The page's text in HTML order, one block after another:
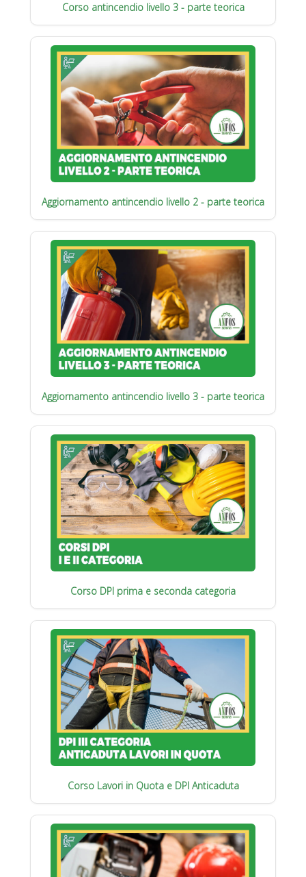
Corso antincendio livello 3 - parte teorica
Aggiornamento antincendio livello 2 - parte teorica
Aggiornamento antincendio livello 3 - parte teorica
Corso DPI prima e seconda categoria
Corso Lavori in Quota e DPI Anticaduta